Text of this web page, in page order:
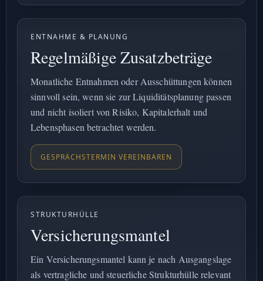
ENTNAHME & PLANUNG
Regelmäßige Zusatzbeträge
Monatliche Entnahmen oder Ausschüttungen können
sinnvoll sein, wenn sie zur Liquiditätsplanung passen
und nicht isoliert von Risiko, Kapitalerhalt und
Lebensphasen betrachtet werden.
GESPRÄCHSTERMIN VEREINBAREN
STRUKTURHÜLLE
Versicherungsmantel
Ein Versicherungsmantel kann je nach Ausgangslage
als vertragliche und steuerliche Strukturhülle relevant